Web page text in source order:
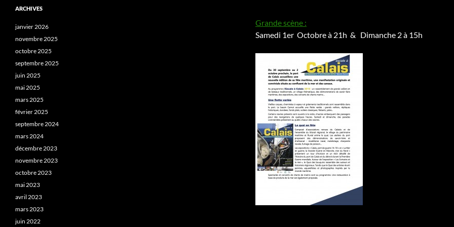
Grande scène :
Samedi 1er Octobre à 21h & Dimanche 2 à 15h
ARCHIVES
janvier 2026
novembre 2025
octobre 2025
septembre 2025
juin 2025
mai 2025
mars 2025
février 2025
septembre 2024
mars 2024
décembre 2023
novembre 2023
octobre 2023
mai 2023
avril 2023
mars 2023
juin 2022